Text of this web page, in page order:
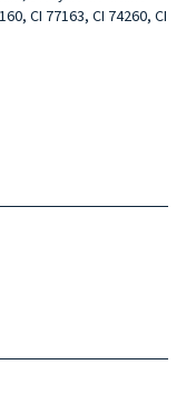
CI 77163, CI 74260, CI